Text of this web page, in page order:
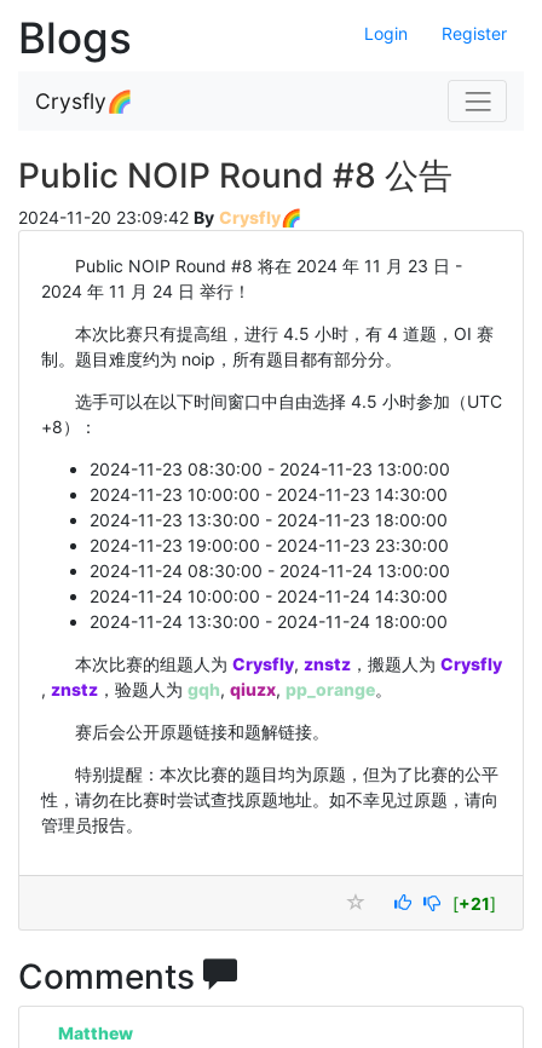
Login Register
Blogs
Crysfly🌈
Public NOIP Round #8 公告
2024-11-20 23:09:42 By Crysfly🌈
Public NOIP Round #8 将在 2024 年 11 月 23 日 -
2024 年 11 月 24 日 举行！
本次比赛只有提高组，进行 4.5 小时，有 4 道题，OI 赛
制。题目难度约为 noip，所有题目都有部分分。
选手可以在以下时间窗口中自由选择 4.5 小时参加（UTC
+8）：
2024-11-23 08:30:00 - 2024-11-23 13:00:00
2024-11-23 10:00:00 - 2024-11-23 14:30:00
2024-11-23 13:30:00 - 2024-11-23 18:00:00
2024-11-23 19:00:00 - 2024-11-23 23:30:00
2024-11-24 08:30:00 - 2024-11-24 13:00:00
2024-11-24 10:00:00 - 2024-11-24 14:30:00
2024-11-24 13:30:00 - 2024-11-24 18:00:00
本次比赛的组题人为 Crysfly, znstz，搬题人为 Crysfly
, znstz，验题人为 gqh, qiuzx, pp_orange。
赛后会公开原题链接和题解链接。
特别提醒：本次比赛的题目均为原题，但为了比赛的公平
性，请勿在比赛时尝试查找原题地址。如不幸见过原题，请向
管理员报告。
[+21]
Comments
Matthew